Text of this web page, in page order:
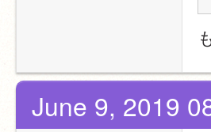
June 9, 2019